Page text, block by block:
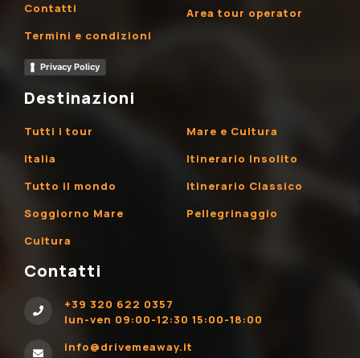
Contatti
Termini e condizioni
Privacy Policy
Area tour operator
Destinazioni
Tutti i tour
Italia
Tutto il mondo
Soggiorno Mare
Cultura
Mare e Cultura
Itinerario Insolito
Itinerario Classico
Pellegrinaggio
Contatti
+39 320 622 0357
lun-ven 09:00-12:30 15:00-18:00
info@drivemeaway.it